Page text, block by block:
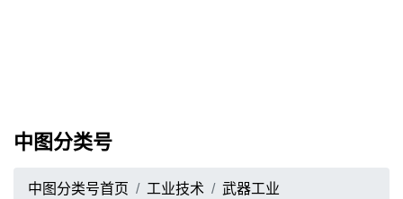
中图分类号
中图分类号首页 工业技术
武器工业